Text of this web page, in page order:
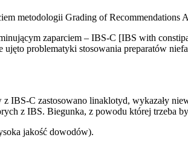
metodologii Grading of Recommendations
zaparciem – IBS-C [IBS with
problematyki stosowania preparatów
C zastosowano linaklotyd, wykazały
z IBS. Biegunka, z powodu której trzeba
jakość dowodów).